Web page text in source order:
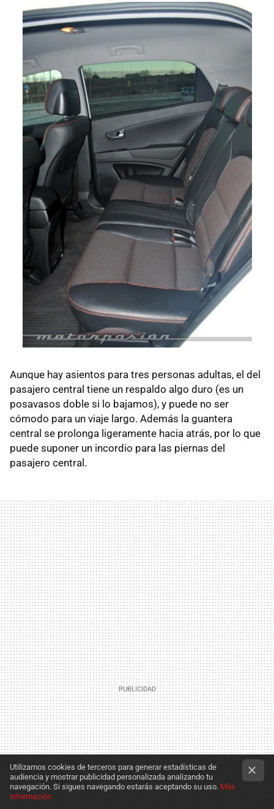
Aunque hay asientos para tres personas adultas, el del
pasajero central tiene un respaldo algo duro (es un
posavasos doble si lo bajamos), y puede no ser
cómodo para un viaje largo. Además la guantera
central se prolonga ligeramente hacia atrás, por lo que
puede suponer un incordio para las piernas del
pasajero central.
Utilizamos cookies de terceros para generar estadísticas de
audiencia y mostrar publicidad personalizada analizando tu
navegación. Si sigues navegando estarás aceptando su uso. Más
información